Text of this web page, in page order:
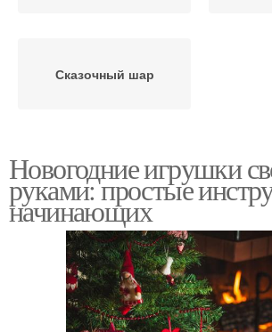
Сказочный шар
Новогодние игрушки
руками: простые
начинающих